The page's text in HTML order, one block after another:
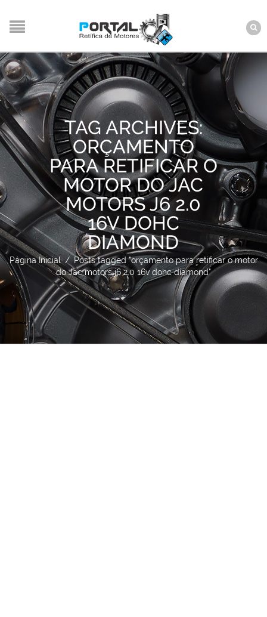
TAG ARCHIVES:
ORÇAMENTO
PARA RETIFICAR O
MOTOR DO JAC
MOTORS J6 2.0
16V DOHC
DIAMOND
Página Inicial / Posts tagged "orçamento para retificar o motor
do Jac motors j6 2.0 16v dohc diamond"